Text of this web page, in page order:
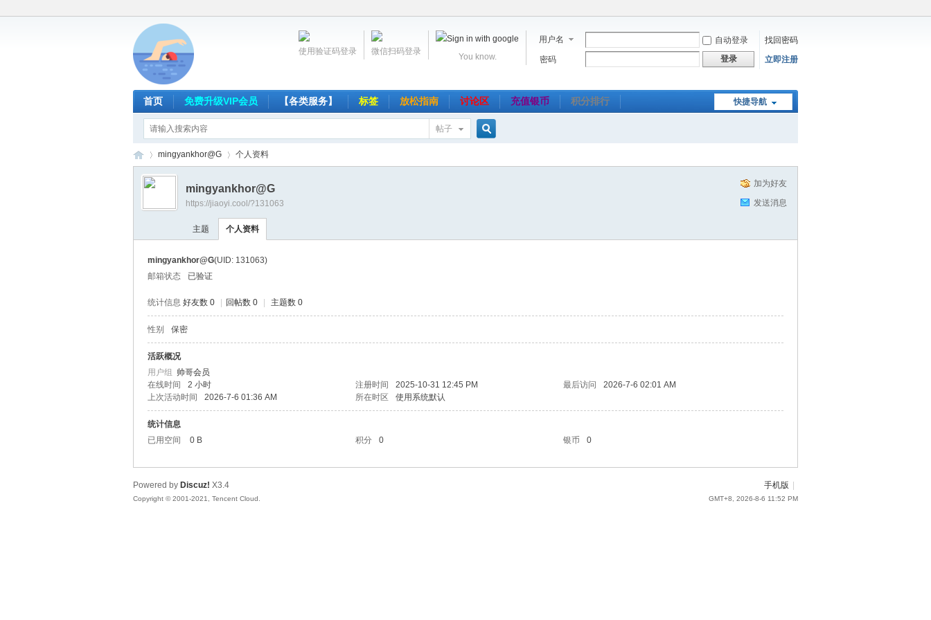
用户名 自动登录
找回密码
密码
登录 立即注册
You know.
微信扫码登录
使用验证码登录
快捷导航
首页 免费升级VIP会员 【各类服务】 标签 放松指南 讨论区 充值银币 积分排行
帖子
网
›
mingyankhor@G 个人资料
加为好友
发送消息
mingyankhor@G
https://jiaoyi.cool/?131063
主题 个人资料
mingyankhor@G(UID: 131063)
邮箱状态
已验证
统计信息 好友数 0 回帖数 0 主题数 0
性别 保密
活跃概况
用户组 帅哥会员
在线时间
2 小时 注册时间 2025-10-31 12:45 PM 最后访问
2026-7-6 02:01 AM
上次活动时间
2026-7-6 01:36 AM 所在时区 使用系统默认
统计信息
已用空间
0 B 积分 0 银币 0
手机版
GMT+8, 2026-8-6 11:52 PM
Powered by Discuz! X3.4
Copyright © 2001-2021, Tencent Cloud.